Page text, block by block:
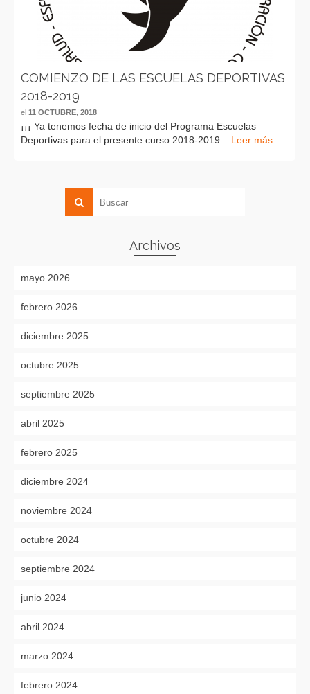
COMIENZO DE LAS ESCUELAS DEPORTIVAS
2018-2019
el 11 OCTUBRE, 2018
¡¡¡ Ya tenemos fecha de inicio del Programa Escuelas
Deportivas para el presente curso 2018-2019... Leer más
Archivos
mayo 2026
febrero 2026
diciembre 2025
octubre 2025
septiembre 2025
abril 2025
febrero 2025
diciembre 2024
noviembre 2024
octubre 2024
septiembre 2024
junio 2024
abril 2024
marzo 2024
febrero 2024